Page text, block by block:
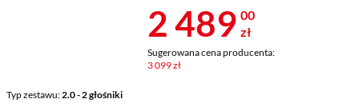
Typ zestawu 2.0 - 2 głośniki
Cena 2 489 zł
2 489 00
zł
Sugerowana cena producenta:
3 099 zł